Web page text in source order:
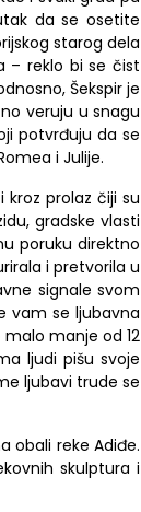
da se osetite
starog dela
–reklo bi se čist
Šekspir je
veruju u snagu
potvrđuju da se
i Julije.
prolaz čiji su
gradske vlasti
poruku direktno
i pretvorila u
signale svom
vam se ljubavna
manje od 12
ljudi pišu svoje
ljubavi trude se
obali reke Adiđe.
skulpturai